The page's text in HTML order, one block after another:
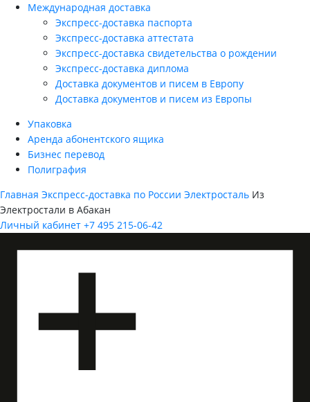
Международная доставка
Экспресс-доставка паспорта
Экспресс-доставка аттестата
Экспресс-доставка свидетельства о рождении
Экспресс-доставка диплома
Доставка документов и писем в Европу
Доставка документов и писем из Европы
Упаковка
Аренда абонентского ящика
Бизнес перевод
Полиграфия
Главная Экспресс-доставка по России Электросталь Из
Электростали в Абакан
Личный кабинет +7 495 215-06-42